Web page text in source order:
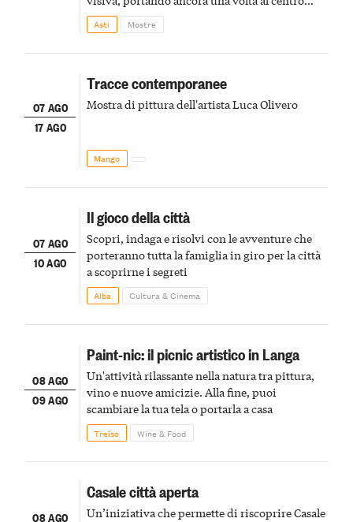
della scena le meraviglie del passato astigiano
Asti Mostre
07 AGO
17 AGO
Tracce contemporanee
Mostra di pittura dell'artista Luca Olivero
Mango
07 AGO
10 AGO
Il gioco della città
Scopri, indaga e risolvi con le avventure che
porteranno tutta la famiglia in giro per la città
a scoprirne i segreti
Alba Cultura & Cinema
08 AGO
09 AGO
Paint-nic: il picnic artistico in Langa
Un'attività rilassante nella natura tra pittura,
vino e nuove amicizie. Alla fine, puoi
scambiare la tua tela o portarla a casa
Treiso Wine & Food
08 AGO
Casale città aperta
Un’iniziativa che permette di riscoprire Casale